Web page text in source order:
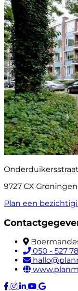
9727 CX Groningen
Plan een
050 - 527